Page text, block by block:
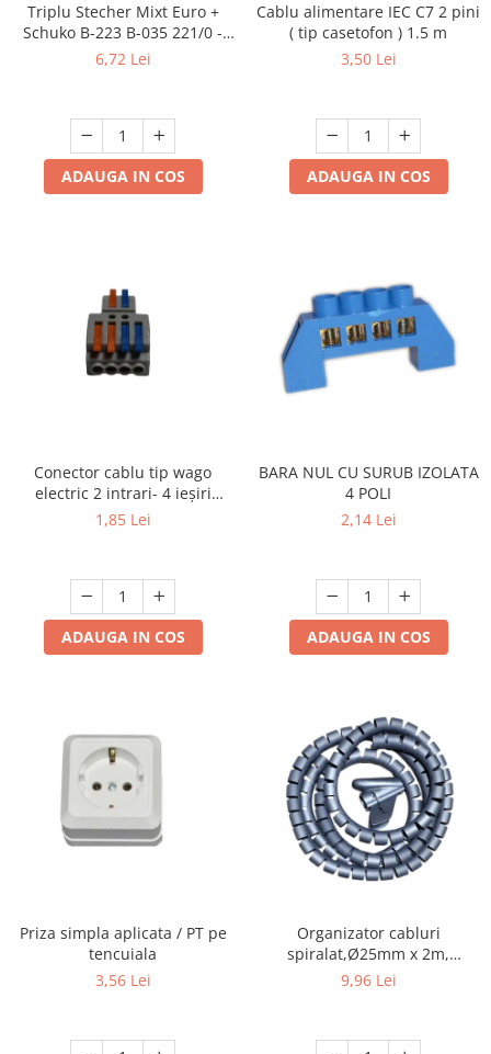
Triplu Stecher Mixt Euro +
Schuko B-223 B-035 221/0 -
Multiplicator Priză 3 Ieșiri
6,72 Lei
ADAUGA IN COS
Cablu alimentare IEC C7 2 pini
( tip casetofon ) 1.5 m
3,50 Lei
ADAUGA IN COS
Conector cablu tip wago
electric 2 intrari- 4 ieșiri
.Reglete 2 intrari 4 ieșiri
1,85 Lei
ADAUGA IN COS
BARA NUL CU SURUB IZOLATA
4 POLI
2,14 Lei
ADAUGA IN COS
Priza simpla aplicata / PT pe
tencuiala
3,56 Lei
Organizator cabluri
spiralat,Ø25mm x 2m,
gri,protectie birou
9,96 Lei